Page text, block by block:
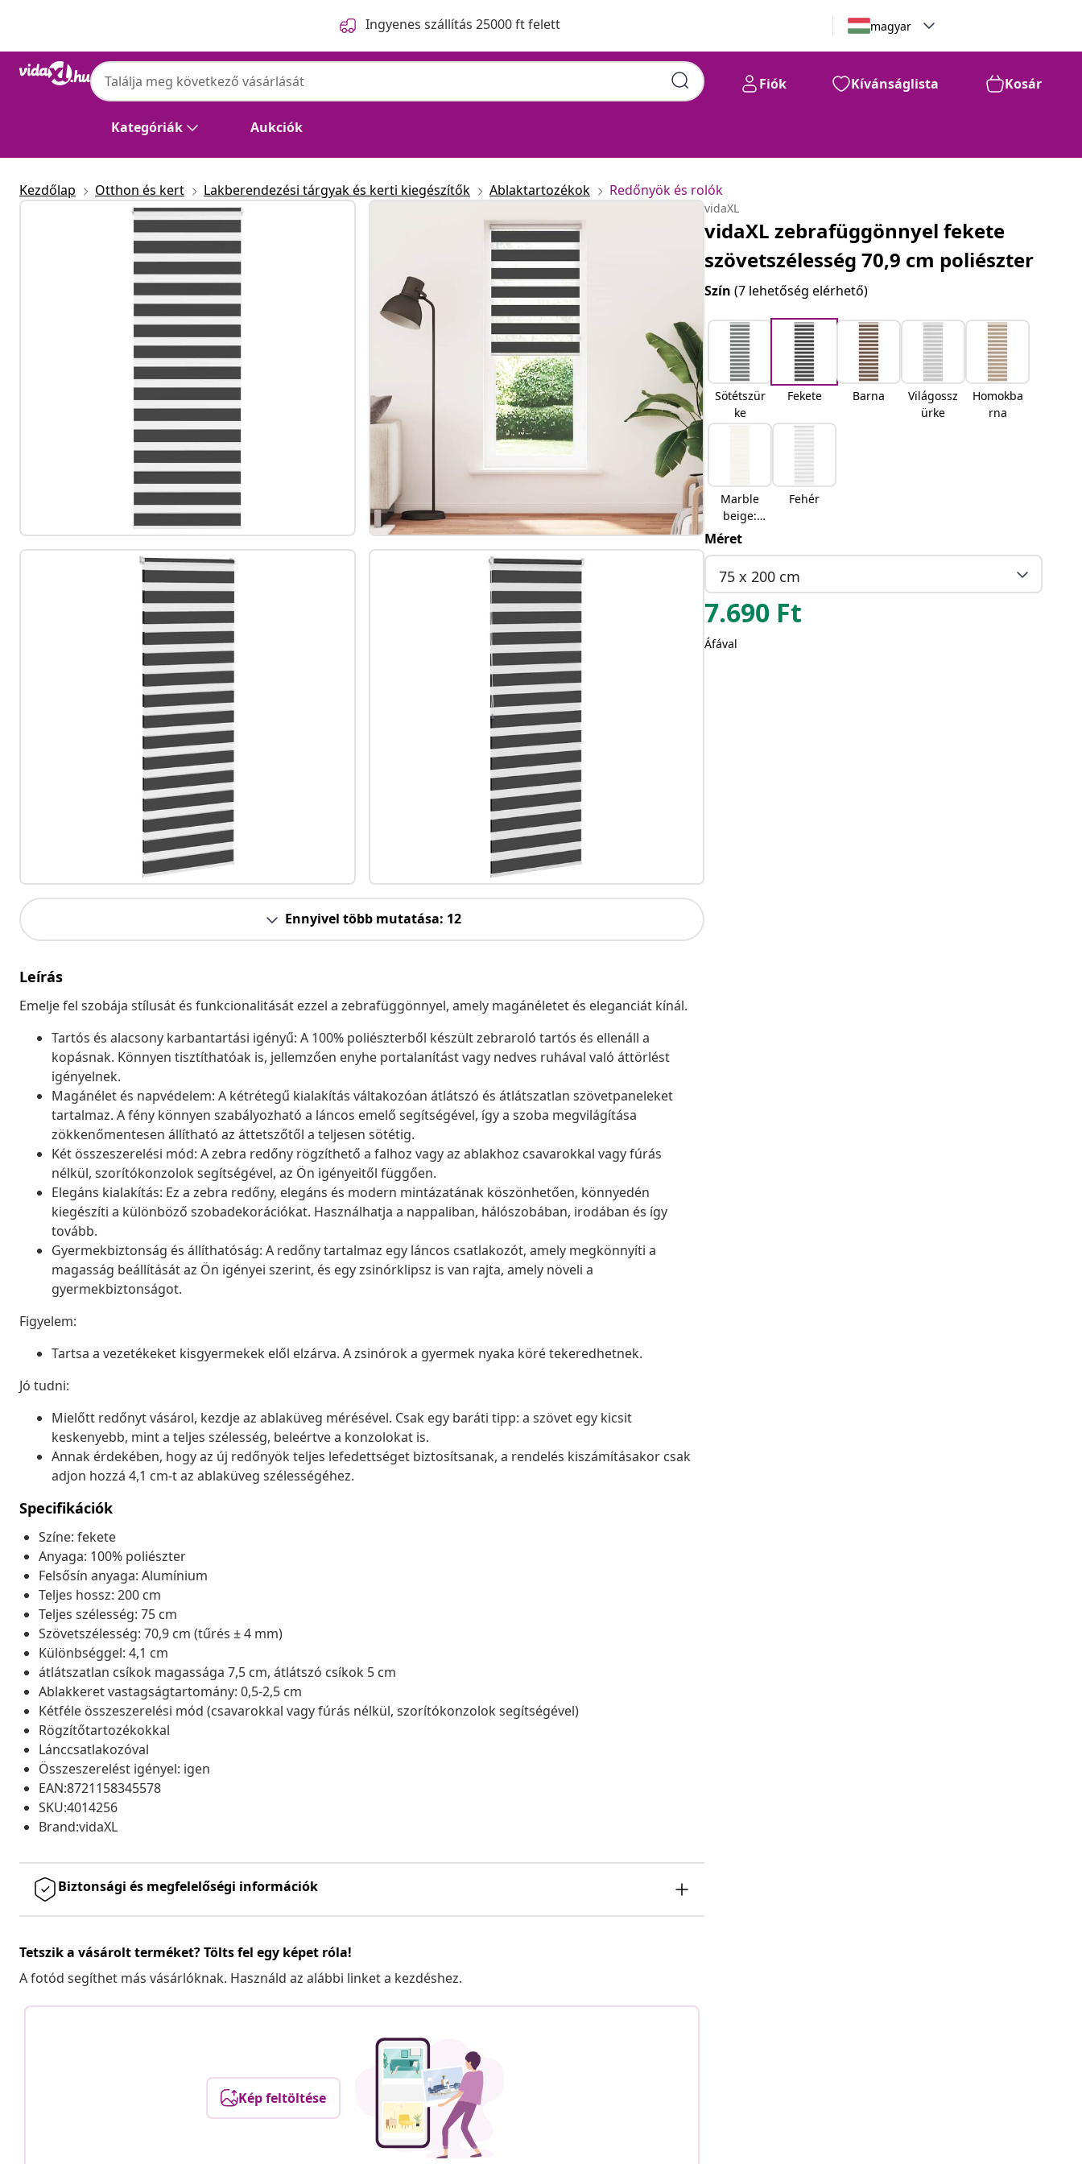
Ingyenes szállítás 25000 ft felett magyar
Kategóriák Aukciók
Fiók Kívánságlista Kosár
Kezdőlap Otthon és kert Lakberendezési tárgyak és kerti kiegészítők Ablaktartozékok Redőnyök és rolók
Ennyivel több mutatása: 12
Leírás
Emelje fel szobája stílusát és funkcionalitását ezzel a zebrafüggönnyel, amely magánéletet és eleganciát kínál.
Tartós és alacsony karbantartási igényű: A 100% poliészterből készült zebraroló tartós és ellenáll a
kopásnak. Könnyen tisztíthatóak is, jellemzően enyhe portalanítást vagy nedves ruhával való áttörlést
igényelnek.
Magánélet és napvédelem: A kétrétegű kialakítás váltakozóan átlátszó és átlátszatlan szövetpaneleket
tartalmaz. A fény könnyen szabályozható a láncos emelő segítségével, így a szoba megvilágítása
zökkenőmentesen állítható az áttetszőtől a teljesen sötétig.
Két összeszerelési mód: A zebra redőny rögzíthető a falhoz vagy az ablakhoz csavarokkal vagy fúrás
nélkül, szorítókonzolok segítségével, az Ön igényeitől függően.
Elegáns kialakítás: Ez a zebra redőny, elegáns és modern mintázatának köszönhetően, könnyedén
kiegészíti a különböző szobadekorációkat. Használhatja a nappaliban, hálószobában, irodában és így
tovább.
Gyermekbiztonság és állíthatóság: A redőny tartalmaz egy láncos csatlakozót, amely megkönnyíti a
magasság beállítását az Ön igényei szerint, és egy zsinórklipsz is van rajta, amely növeli a
gyermekbiztonságot.
Figyelem:
Tartsa a vezetékeket kisgyermekek elől elzárva. A zsinórok a gyermek nyaka köré tekeredhetnek.
Jó tudni:
Mielőtt redőnyt vásárol, kezdje az ablaküveg mérésével. Csak egy baráti tipp: a szövet egy kicsit
keskenyebb, mint a teljes szélesség, beleértve a konzolokat is.
Annak érdekében, hogy az új redőnyök teljes lefedettséget biztosítsanak, a rendelés kiszámításakor csak
adjon hozzá 4,1 cm-t az ablaküveg szélességéhez.
Specifikációk
Színe: fekete
Anyaga: 100% poliészter
Felsősín anyaga: Alumínium
Teljes hossz: 200 cm
Teljes szélesség: 75 cm
Szövetszélesség: 70,9 cm (tűrés ± 4 mm)
Különbséggel: 4,1 cm
átlátszatlan csíkok magassága 7,5 cm, átlátszó csíkok 5 cm
Ablakkeret vastagságtartomány: 0,5-2,5 cm
Kétféle összeszerelési mód (csavarokkal vagy fúrás nélkül, szorítókonzolok segítségével)
Rögzítőtartozékokkal
Lánccsatlakozóval
Összeszerelést igényel: igen
EAN:8721158345578
SKU:4014256
Brand:vidaXL
Biztonsági és megfelelőségi információk
Tetszik a vásárolt terméket? Tölts fel egy képet róla!
A fotód segíthet más vásárlóknak. Használd az alábbi linket a kezdéshez.
Kép feltöltése
vidaXL
vidaXL zebrafüggönnyel fekete
szövetszélesség 70,9 cm poliészter
Szín(7 lehetőség elérhető)
Sötétszür
ke
Fekete Barna
Világossz
ürke
Homokba
rna
Marble
beige:
Márvány
Fehér
Méret
75 x 200 cm
7.690 Ft
Áfával